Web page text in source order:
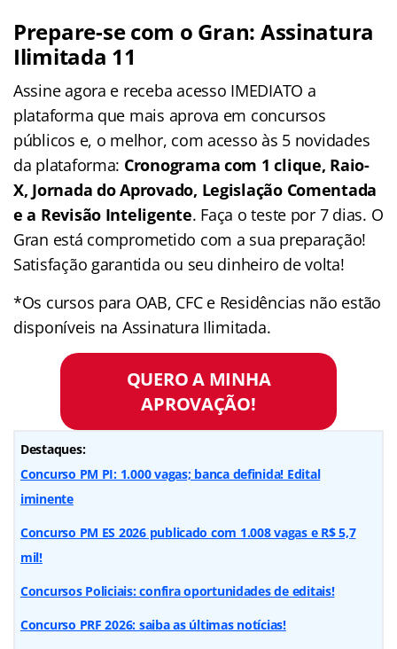
Prepare-se com o Gran: Assinatura
Ilimitada 11
Assine agora e receba acesso IMEDIATO a
plataforma que mais aprova em concursos
públicos e, o melhor, com acesso às 5 novidades
da plataforma: Cronograma com 1 clique, Raio-
X, Jornada do Aprovado, Legislação Comentada
e a Revisão Inteligente. Faça o teste por 7 dias. O
Gran está comprometido com a sua preparação!
Satisfação garantida ou seu dinheiro de volta!
*Os cursos para OAB, CFC e Residências não estão
disponíveis na Assinatura Ilimitada.
QUERO A MINHA
APROVAÇÃO!
Destaques:
Concurso PM PI: 1.000 vagas; banca definida! Edital
iminente
Concurso PM ES 2026 publicado com 1.008 vagas e R$ 5,7
mil!
Concursos Policiais: confira oportunidades de editais!
Concurso PRF 2026: saiba as últimas notícias!